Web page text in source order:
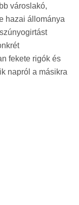
városlakó,
hazai állománya
fekete rigók és
napról a másikra